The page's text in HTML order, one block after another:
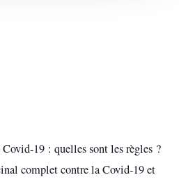
19 : quelles sont les règles ?
complet contre la Covid-19 et